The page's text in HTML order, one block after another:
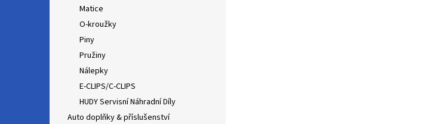
Matice
O-kroužky
Piny
Pružiny
Nálepky
E-CLIPS/C-CLIPS
HUDY Servisní Náhradní Díly
Auto doplňky & příslušenství